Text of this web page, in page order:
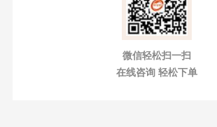
微信轻松扫一扫
在线咨询 轻松下单